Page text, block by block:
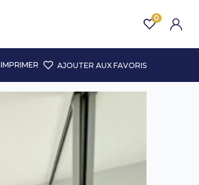
0
IMPRIMER AJOUTER AUX FAVORIS